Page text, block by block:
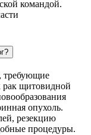
командой.
требующие
рак щитовидной
опухоль.
резекцию
процедуры.